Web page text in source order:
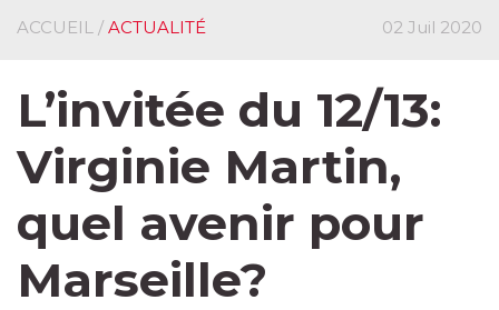
ACCUEIL / ACTUALITÉ 02 Juil 2020
L’invitée du 12/13:
Virginie Martin,
quel avenir pour
Marseille?